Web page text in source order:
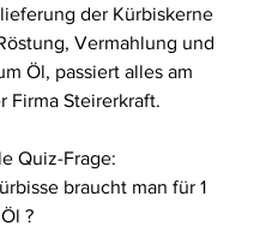
der Kürbiskerne
Vermahlung und
Öl, passiert alles am
Firma Steirerkraft.
Quiz-Frage:
braucht man für 1
?